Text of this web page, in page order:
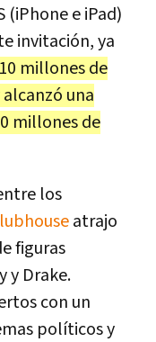
(iPhone e iPad)
invitación, ya
10 millones de
una
millones de
los
atrajo
figuras
y Drake.
con un
políticos y